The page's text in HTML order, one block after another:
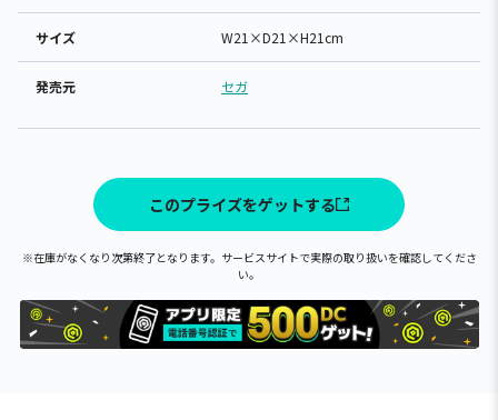
サイズ W21×D21×H21cm
発売元 セガ
このプライズをゲットする
※在庫がなくなり次第終了となります。サービスサイトで実際の取り扱いを確認してくださ
い。